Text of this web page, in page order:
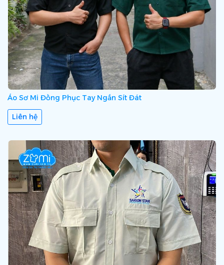
Áo Sơ Mi Đồng Phục Tay Ngắn Sít Đát
Liên hệ